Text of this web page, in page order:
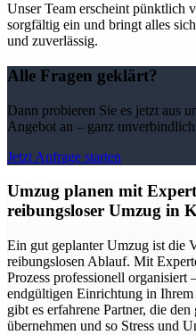
Unser Team erscheint pünktlich
sorgfältig ein und bringt alles
und zuverlässig.
Alle Fragen geklärt?
Dann probieren Sie es jetzt aus
Angebot an – ganz
Jetzt Anfrage starten
Umzug planen mit
reibungsloser Umzug in
Ein gut geplanter Umzug ist die
reibungslosen Ablauf. Mit
Prozess professionell organisiert
endgültigen Einrichtung in
gibt es erfahrene Partner, die
übernehmen und so Stress und